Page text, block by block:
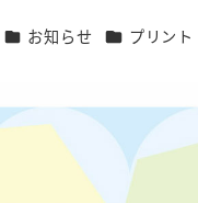
カテゴリー
お知らせ カテゴリー
プリント